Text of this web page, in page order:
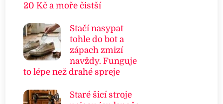
20 Kč a moře čistší
Stačí nasypat
tohle do bot a
zápach zmizí
navždy. Funguje
to lépe než drahé spreje
Staré šicí stroje